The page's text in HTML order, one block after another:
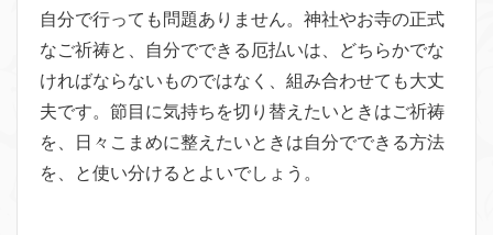
自分で行っても問題ありません。神社やお寺の正式
なご祈祷と、自分でできる厄払いは、どちらかでな
ければならないものではなく、組み合わせても大丈
夫です。節目に気持ちを切り替えたいときはご祈祷
を、日々こまめに整えたいときは自分でできる方法
を、と使い分けるとよいでしょう。